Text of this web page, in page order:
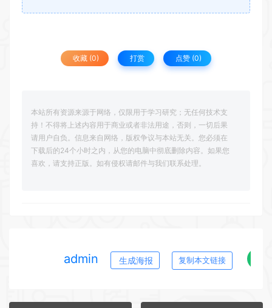
收藏 (0) 打赏 点赞 (0)
本站所有资源来源于网络，仅限用于学习研究；无任何技术支
持！不得将上述内容用于商业或者非法用途，否则，一切后果
请用户自负。信息来自网络，版权争议与本站无关。您必须在
下载后的24个小时之内，从您的电脑中彻底删除内容。如果您
喜欢，请支持正版。如有侵权请邮件与我们联系处理。
admin 生成海报 复制本文链接